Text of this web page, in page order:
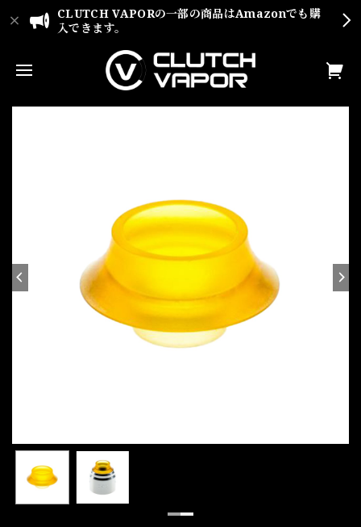
CLUTCH VAPORの一部の商品はAmazonでも購
入できます。